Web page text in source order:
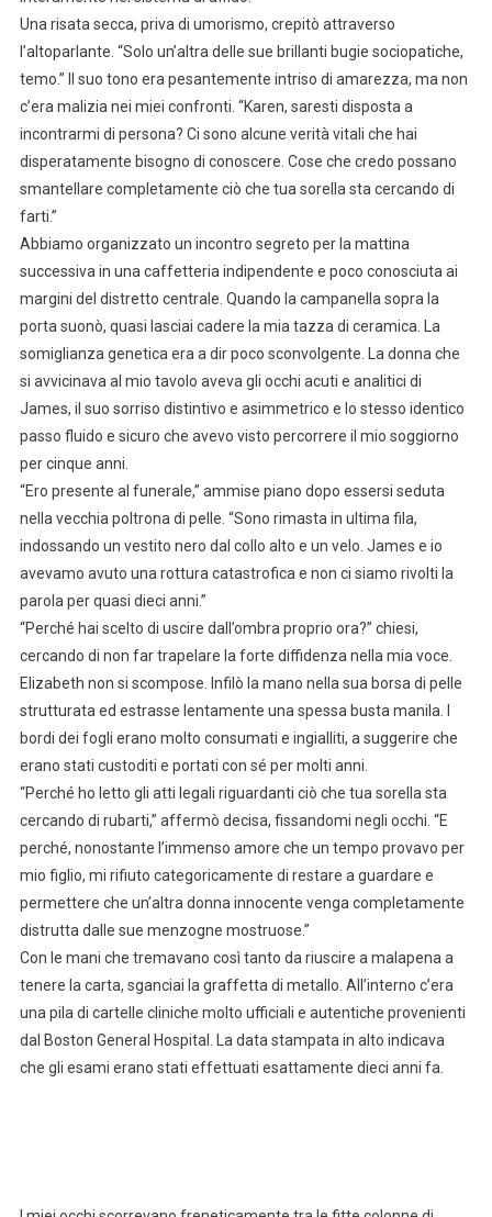
Una risata secca, priva di umorismo, crepitò attraverso
l’altoparlante. “Solo un’altra delle sue brillanti bugie sociopatiche,
temo.” Il suo tono era pesantemente intriso di amarezza, ma non
c’era malizia nei miei confronti. “Karen, saresti disposta a
incontrarmi di persona? Ci sono alcune verità vitali che hai
disperatamente bisogno di conoscere. Cose che credo possano
smantellare completamente ciò che tua sorella sta cercando di
farti.”
Abbiamo organizzato un incontro segreto per la mattina
successiva in una caffetteria indipendente e poco conosciuta ai
margini del distretto centrale. Quando la campanella sopra la
porta suonò, quasi lasciai cadere la mia tazza di ceramica. La
somiglianza genetica era a dir poco sconvolgente. La donna che
si avvicinava al mio tavolo aveva gli occhi acuti e analitici di
James, il suo sorriso distintivo e asimmetrico e lo stesso identico
passo fluido e sicuro che avevo visto percorrere il mio soggiorno
per cinque anni.
“Ero presente al funerale,” ammise piano dopo essersi seduta
nella vecchia poltrona di pelle. “Sono rimasta in ultima fila,
indossando un vestito nero dal collo alto e un velo. James e io
avevamo avuto una rottura catastrofica e non ci siamo rivolti la
parola per quasi dieci anni.”
“Perché hai scelto di uscire dall’ombra proprio ora?” chiesi,
cercando di non far trapelare la forte diffidenza nella mia voce.
Elizabeth non si scompose. Infilò la mano nella sua borsa di pelle
strutturata ed estrasse lentamente una spessa busta manila. I
bordi dei fogli erano molto consumati e ingialliti, a suggerire che
erano stati custoditi e portati con sé per molti anni.
“Perché ho letto gli atti legali riguardanti ciò che tua sorella sta
cercando di rubarti,” affermò decisa, fissandomi negli occhi. “E
perché, nonostante l’immenso amore che un tempo provavo per
mio figlio, mi rifiuto categoricamente di restare a guardare e
permettere che un’altra donna innocente venga completamente
distrutta dalle sue menzogne mostruose.”
Con le mani che tremavano così tanto da riuscire a malapena a
tenere la carta, sganciai la graffetta di metallo. All’interno c’era
una pila di cartelle cliniche molto ufficiali e autentiche provenienti
dal Boston General Hospital. La data stampata in alto indicava
che gli esami erano stati effettuati esattamente dieci anni fa.